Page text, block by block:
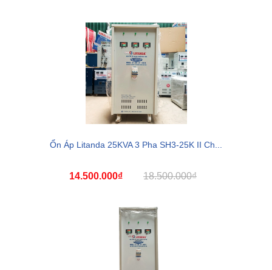
Ổn Áp Litanda 25KVA 3 Pha SH3-25K II Ch...
14.500.000₫ 18.500.000₫